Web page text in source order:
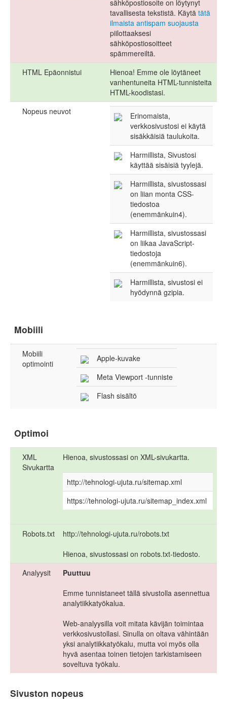
sähköpostiosoite on löytynyt
tavallisesta tekstistä. Käytä tätä
ilmaista antispam suojausta
piilottaaksesi
sähköpostiosoitteet
spämmereiltä.
HTML Epäonnistui
Hienoa! Emme ole löytäneet
vanhentuneita HTML-tunnisteita
HTML-koodistasi.
Nopeus neuvot
Erinomaista,
verkkosivustosi ei käytä
sisäkkäisiä taulukoita.
Harmillista, Sivustosi
käyttää sisäisiä tyylejä.
Harmillista, sivustossasi
on liian monta CSS-
tiedostoa
(enemmänkuin4).
Harmillista, sivustossasi
on liikaa JavaScript-
tiedostoja
(enemmänkuin6).
Harmillista, sivustosi ei
hyödynnä gzipia.
Mobiili
Mobiili
optimointi
Apple-kuvake
Meta Viewport -tunniste
Flash sisältö
Optimoi
XML
Sivukartta
Hienoa, sivustossasi on XML-sivukartta.
http://tehnologi-ujuta.ru/sitemap.xml
https://tehnologi-ujuta.ru/sitemap_index.xml
Robots.txt
http://tehnologi-ujuta.ru/robots.txt
Hienoa, sivustossasi on robots.txt-tiedosto.
Analyysit
Puuttuu
Emme tunnistaneet tällä sivustolla asennettua
analytiikkatyökalua.
Web-analyysilla voit mitata kävijän toimintaa
verkkosivustollasi. Sinulla on oltava vähintään
yksi analytiikkatyökalu, mutta voi myös olla
hyvä asentaa toinen tietojen tarkistamiseen
soveltuva työkalu.
Sivuston nopeus